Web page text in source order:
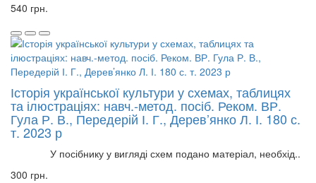
540 грн.
Історія української культури у схемах, таблицях
та ілюстраціях: навч.-метод. посіб. Реком. ВР.
Гула Р. В., Передерій І. Г., Дерев’янко Л. І. 180 с.
т. 2023 р
У посібнику у вигляді схем подано матеріал, необхід..
300 грн.